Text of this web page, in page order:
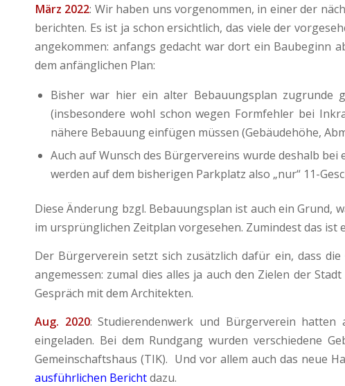
März 2022: Wir haben uns vorgenommen, in einer der
berichten. Es ist ja schon ersichtlich, das viele der
angekommen: anfangs gedacht war dort ein Baubeginn
dem anfänglichen Plan:
Bisher war hier ein alter Bebauungsplan zugrunde
(insbesondere wohl schon wegen Formfehler bei
nähere Bebauung einfügen müssen (Gebäudehöhe,
Auch auf Wunsch des Bürgervereins wurde deshalb
werden auf dem bisherigen Parkplatz also „nur“ 11-
Diese Änderung bzgl. Bebauungsplan ist auch ein Grund,
im ursprünglichen Zeitplan vorgesehen. Zumindest das ist
Der Bürgerverein setzt sich zusätzlich dafür ein, dass
angemessen: zumal dies alles ja auch den Zielen der
Gespräch mit dem Architekten.
Aug. 2020: Studierendenwerk und Bürgerverein
eingeladen. Bei dem Rundgang wurden verschiedene
Gemeinschaftshaus (TIK). Und vor allem auch das neue
ausführlichen Berichtdazu.